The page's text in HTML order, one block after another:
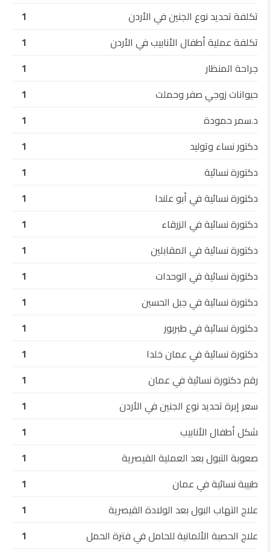
تكلفة تحديد نوع الجنين في الأردن
1
تكلفة عملية أطفال الأنابيب في الأردن
1
جراحة المنظار
1
حيوانات زوجي صفر وحملت
1
د.سمر حمودة
1
دكتور نساء وتوليد
1
دكتورة نسائية
1
دكتورة نسائية في أبو علندا
1
دكتورة نسائية في الزرقاء
1
دكتورة نسائية في المقابلين
1
دكتورة نسائية في الوحدات
1
دكتورة نسائية في جبل الحسين
1
دكتورة نسائية في طبربور
1
دكتورة نسائية في عمان خلدا
1
رقم دكتورة نسائية في عمان
1
سعر إبرة تحديد نوع الجنين في الأردن
1
شكل أطفال الأنابيب
1
صعوبة التبول بعد العملية القيصرية
1
طبيبة نسائية في عمان
1
علاج التهاب البول بعد الولادة القيصرية
1
علاج الحصبة الألمانية للحامل في فترة الحمل
1